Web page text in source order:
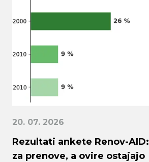
20. 07. 2026
Rezultati ankete Renov-
za prenove, a ovire ostajajo